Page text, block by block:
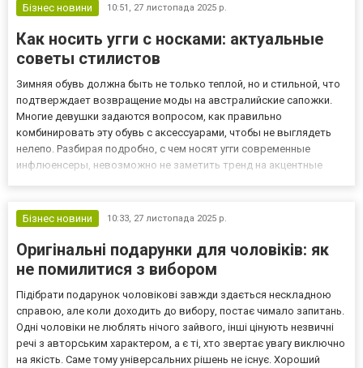
Бізнес новини 10:51, 27 листопада 2025 р.
Как носить угги с носками: актуальные
советы стилистов
Зимняя обувь должна быть не только теплой, но и стильной, что
подтверждает возвращение моды на австралийские сапожки.
Многие девушки задаются вопросом, как правильно
комбинировать эту обувь с аксессуарами, чтобы не выглядеть
нелепо. Разбирая подробно, с чем носят угги современные
инфлюенсеры, невозможно не заметить тренд на акцентные
аутфит. Правиль...
Бізнес новини 10:33, 27 листопада 2025 р.
Оригінальні подарунки для чоловіків: як
не помилитися з вибором
Підібрати подарунок чоловікові завжди здається нескладною
справою, але коли доходить до вибору, постає чимало запитань.
Одні чоловіки не люблять нічого зайвого, інші цінують незвичні
речі з авторським характером, а є ті, хто звертає увагу виключно
на якість. Саме тому універсальних рішень не існує. Хороший